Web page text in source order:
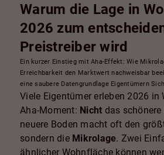
Warum die Lage in
2026 zum
Preistreiber wird
Ein kurzer Einstieg mit Aha-Effekt: Wie
Erreichbarkeit den Marktwert nachweisbar
eine saubere Datengrundlage Eigentümern
Viele Eigentümer erleben 2026 in
Aha-Moment: Nicht das
neuere Boden macht oft den
sondern die Mikrolage. Zwei
ähnlicher Wohnfläche können